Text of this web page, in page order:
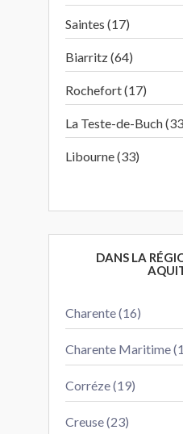
Saintes (17)
Biarritz (64)
Rochefort (17)
La Teste-de-Buch
Libourne (33)
DANS LA
Charente (16)
Charente Maritime
Corréze (19)
Creuse (23)